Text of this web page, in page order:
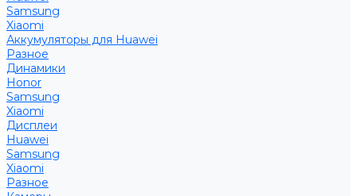
Samsung
Xiaomi
Аккумуляторы для Huawei
Разное
Динамики
Honor
Samsung
Xiaomi
Дисплеи
Huawei
Samsung
Xiaomi
Разное